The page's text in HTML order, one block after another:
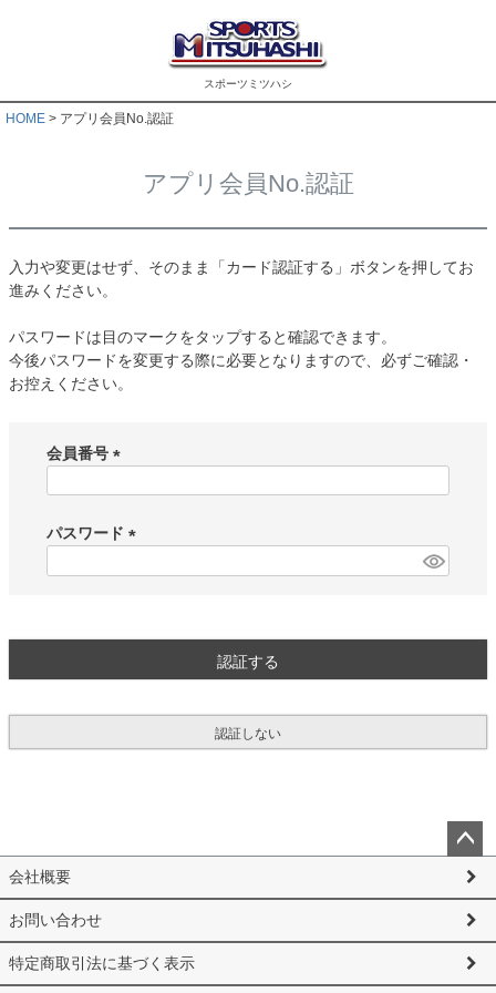
スポーツミツハシ
HOME アプリ会員No.認証
アプリ会員No.認証
入力や変更はせず、そのまま「カード認証する」ボタンを押してお
進みください。
パスワードは目のマークをタップすると確認できます。
今後パスワードを変更する際に必要となりますので、必ずご確認・
お控えください。
会員番号
須
)
パスワード
認証する
認証しない
ペー
ップ
へ
会社概要
お問い合わせ
特定商取引法に基づく表示